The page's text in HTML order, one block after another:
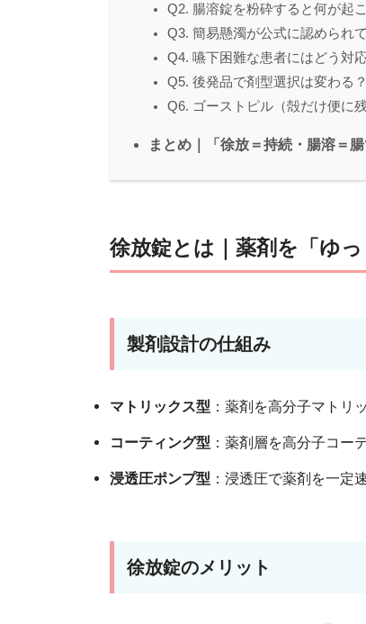
Q2. 腸溶錠を粉砕すると何が起
Q3. 簡易懸濁が公式に認められ
Q4. 嚥下困難な患者にはどう対
Q5. 後発品で剤型選択は変わる？
Q6. ゴーストピル（殻だけ便に
まとめ｜「徐放＝持続・腸溶＝
徐放錠とは｜薬剤を「ゆ
製剤設計の仕組み
マトリックス型 ：薬剤を高分子マトリ
コーティング型 ：薬剤層を高分子コー
浸透圧ポンプ型 ：浸透圧で薬剤を一定
徐放錠のメリット